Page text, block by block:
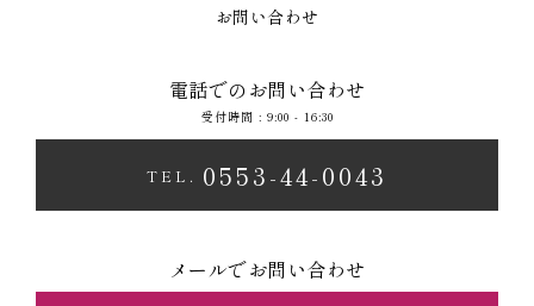
お問い合わせ
電話でのお問い合わせ
受付時間 : 9:00 - 16:30
TEL. 0553-44-0043
メールでお問い合わせ